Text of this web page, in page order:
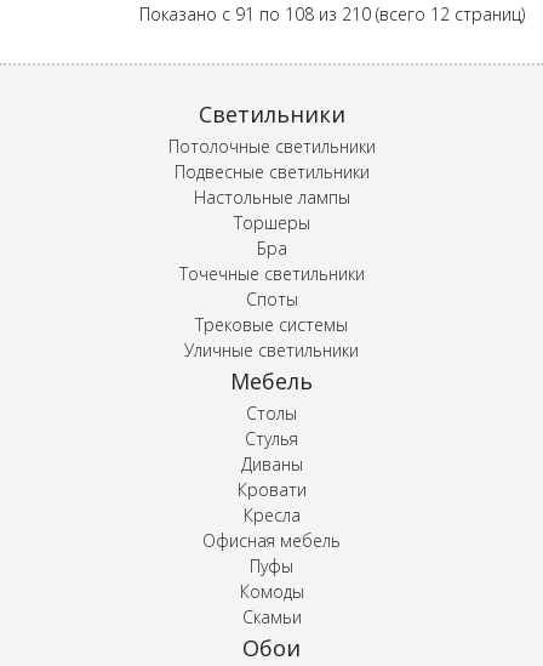
Показано с 91 по 108 из 210 (всего 12 страниц)
Светильники
Потолочные светильники
Подвесные светильники
Настольные лампы
Торшеры
Бра
Точечные светильники
Споты
Трековые системы
Уличные светильники
Мебель
Столы
Стулья
Диваны
Кровати
Кресла
Офисная мебель
Пуфы
Комоды
Скамьи
Обои